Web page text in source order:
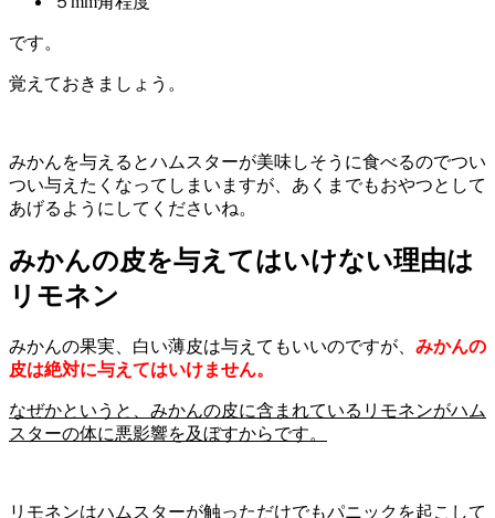
です。
覚えておきましょう。
みかんを与えるとハムスターが美味しそうに食べるのでつい
つい与えたくなってしまいますが、あくまでもおやつとして
あげるようにしてくださいね。
みかんの皮を与えてはいけない理由は
リモネン
みかんの果実、白い薄皮は与えてもいいのですが、 みかんの
皮は絶対に与えてはいけません。
なぜかというと、みかんの皮に含まれているリモネンがハム
スターの体に悪影響を及ぼすからです。
リモネンはハムスターが触っただけでもパニックを起こして